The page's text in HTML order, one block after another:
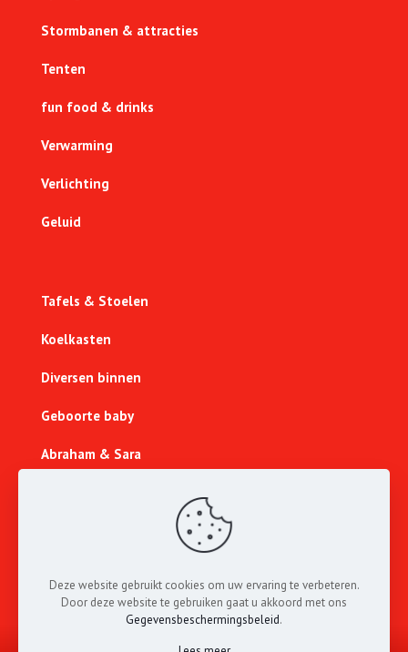
Stormbanen & attracties
Tenten
fun food & drinks
Verwarming
Verlichting
Geluid
Tafels & Stoelen
Koelkasten
Diversen binnen
Geboorte baby
Abraham & Sara
Deze website gebruikt cookies om uw ervaring te verbeteren.
Door deze website te gebruiken gaat u akkoord met ons
Gegevensbeschermingsbeleid.